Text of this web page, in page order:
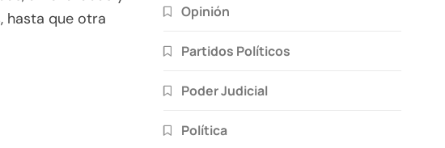
hasta que otra
Opinión
Partidos Políticos
Poder Judicial
Política